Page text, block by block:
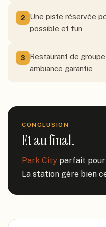
2
Une piste réservée
possible et fun
3
Restaurant de
ambiance garantie
CONCLUSION
Et au final.
Park City parfait pour
La station gère bien